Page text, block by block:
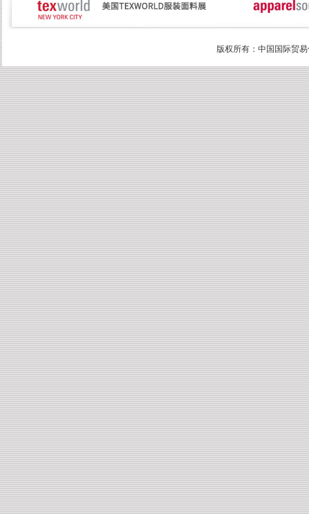
版权所有：中国国际贸